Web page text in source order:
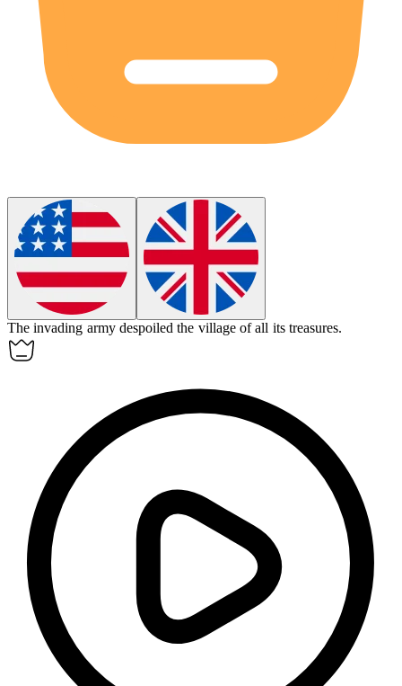
The invading army despoiled the village of all its treasures.